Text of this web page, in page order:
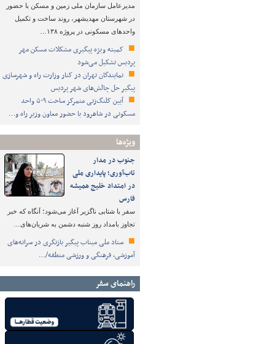
مدیرعامل سازمان ملی زمین و مسکن با حضور
در شهرستان مهدیشهر، روند ساخت و تکمیل
واحدهای مسکونی در پروژه ۱۳۸…
کمیته ویژه پیگیری مشکلات مسکن مهر
پردیس تشکیل می‌شود
نمایندگان تهران در کنار وزارت راه و شهرسازی
پیگیر حل چالش‌های شهر پردیس
آیین کلنگ‌زنی متمرکز ساخت ۵۰۹ واحد
مسکونی در شاهرود با حضور معاون وزیر راه و…
ویژه‌ها
جنوب در مدار
تاب‌آوری؛ پایداری ملی
در امتداد خلیج همیشه
فارس
سفر با شتابی ناگزیر آغاز می‌شود؛ آنگاه که خبر
تجاوز بامداد روز شنبه دشمن به شریان‌های…
ستاد ملی میناب پیگیر بازنگری در سرانه‌های
آموزشی، فرهنگی و ورزشی منطقه/…
راهنمای سفر